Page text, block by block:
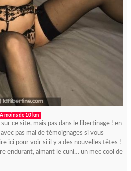
A moins de 10 km
ce site, mais pas dans le libertinage ! en
pas mal de témoignages si vous
ici pour voir si il y a des nouvelles têtes !
endurant, aimant le cuni… un mec cool de